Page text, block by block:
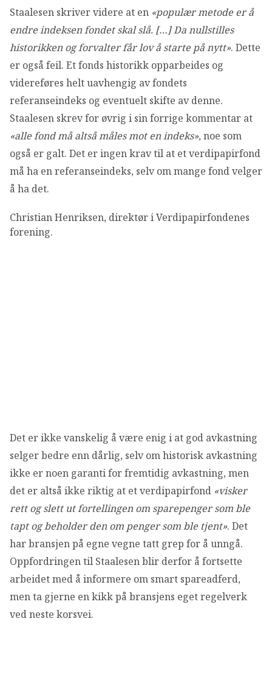
Staalesen skriver videre at en «populær metode er å
endre indeksen fondet skal slå. […] Da nullstilles
historikken og forvalter får lov å starte på nytt». Dette
er også feil. Et fonds historikk opparbeides og
videreføres helt uavhengig av fondets
referanseindeks og eventuelt skifte av denne.
Staalesen skrev for øvrig i sin forrige kommentar at
«alle fond må altså måles mot en indeks», noe som
også er galt. Det er ingen krav til at et verdipapirfond
må ha en referanseindeks, selv om mange fond velger
å ha det.
Christian Henriksen, direktør i Verdipapirfondenes
forening.
Det er ikke vanskelig å være enig i at god avkastning
selger bedre enn dårlig, selv om historisk avkastning
ikke er noen garanti for fremtidig avkastning, men
det er altså ikke riktig at et verdipapirfond «visker
rett og slett ut fortellingen om sparepenger som ble
tapt og beholder den om penger som ble tjent». Det
har bransjen på egne vegne tatt grep for å unngå.
Oppfordringen til Staalesen blir derfor å fortsette
arbeidet med å informere om smart spareadferd,
men ta gjerne en kikk på bransjens eget regelverk
ved neste korsvei.